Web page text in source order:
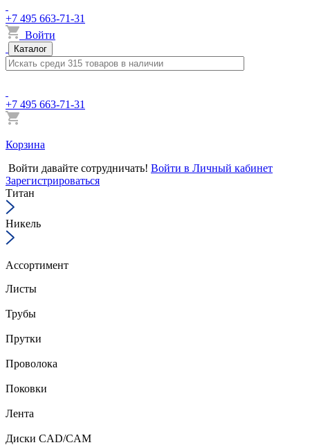
+7 495 663-71-31
Войти
Каталог
+7 495 663-71-31
Корзина
Войти давайте сотрудничать! Войти в Личный кабинет
Зарегистрироваться
Титан
Никель
Ассортимент
Листы
Трубы
Прутки
Проволока
Поковки
Лента
Диски CAD/CAM